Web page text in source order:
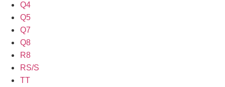
Q4
Q5
Q7
Q8
R8
RS/S
TT